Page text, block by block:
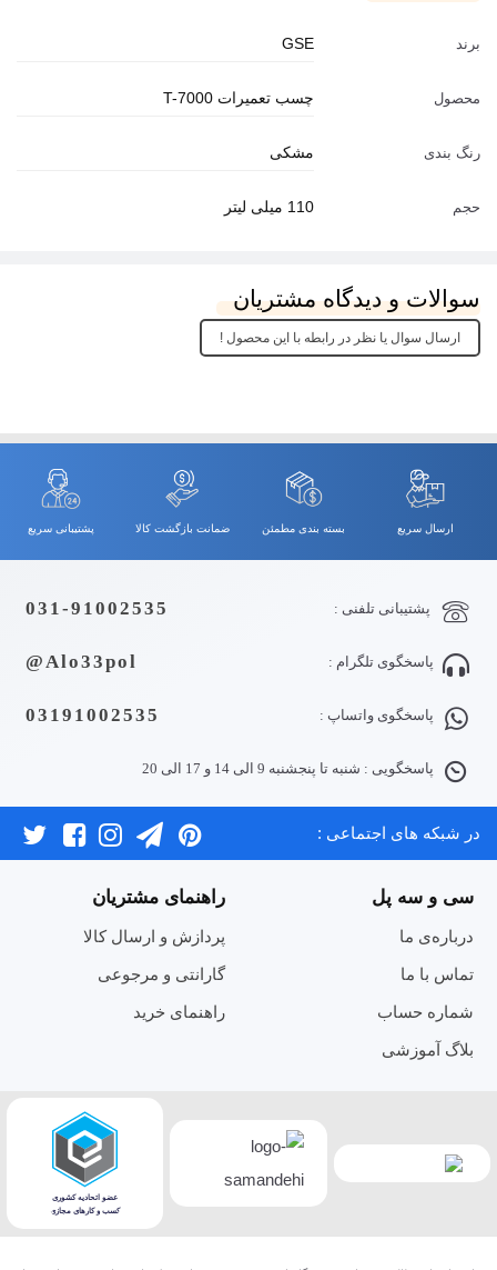
برند GSE
محصول چسب تعمیرات T-7000
رنگ بندی مشکی
حجم 110 میلی لیتر
سوالات و دیدگاه مشتریان
ارسال سوال یا نظر در رابطه با این محصول !
ارسال سریع بسته بندی مطمئن ضمانت بازگشت کالا پشتیبانی سریع
پشتیبانی تلفنی : 031-91002535
پاسخگوی تلگرام : Alo33pol@
پاسخگوی واتساپ : 03191002535
پاسخگویی : شنبه تا پنجشنبه 9 الی 14 و 17 الی 20
در شبکه های اجتماعی :
سی و سه پل
درباره‌ی ما
تماس با ما
شماره حساب
بلاگ آموزشی
راهنمای مشتریان
پردازش و ارسال کالا
گارانتی و مرجوعی
راهنمای خرید